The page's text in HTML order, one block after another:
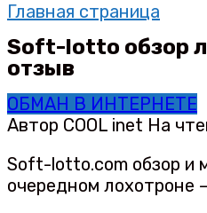
Главная страница
Soft-lotto обзор
отзыв
ОБМАН В ИНТЕРНЕТЕ
Автор COOL inet На
Soft-lotto.com обзор и
очередном